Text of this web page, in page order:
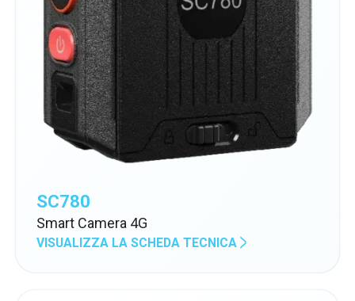
SC780
Smart Camera 4G
VISUALIZZA LA SCHEDA TECNICA